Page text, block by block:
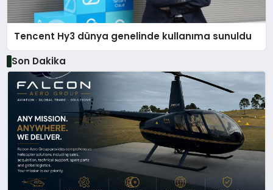
Tencent Hy3 dünya genelinde kullanıma sunuldu
Son Dakika